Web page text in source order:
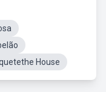
House